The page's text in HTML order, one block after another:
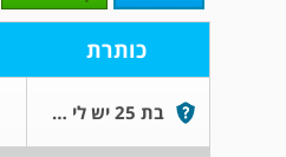
כותרת
בת 25 יש לי שאלה